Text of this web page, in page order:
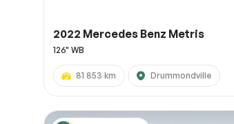
2022 Mercedes Benz Metris
126" WB
81 853 km Drummondville